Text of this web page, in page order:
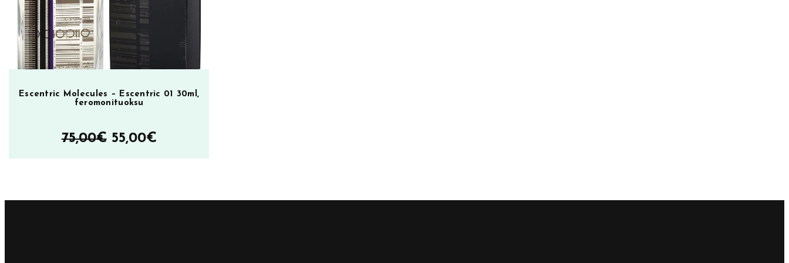
Escentric Molecules – Escentric 01 30ml,
feromonituoksu
75,00€ Alkuperäinen
hinta
75,00€.
55,00€Nykyinen
hinta
55,00€.